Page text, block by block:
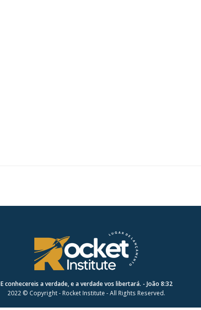
E conhecereis a verdade, e a verdade vos libertará. - João 8:32
2022 © Copyright - Rocket Institute - All Rights Reserved.